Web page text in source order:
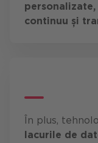
continuu și
În plus,
lacurile de